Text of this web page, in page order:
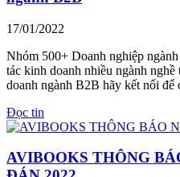
17/01/2022
Nhóm 500+ Doanh nghiệp
tác kinh doanh nhiều ngành
doanh ngành B2B hãy kết nối để
Đọc tin
AVIBOOKS THÔNG